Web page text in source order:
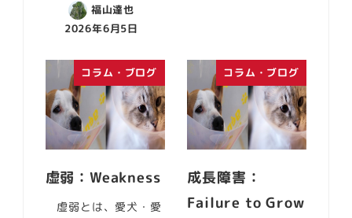
福山達也
2026年6月5日
コラム・ブログ
虚弱：Weakness
虚弱とは、愛犬・愛
コラム・ブログ
成長障害：
Failure to Grow